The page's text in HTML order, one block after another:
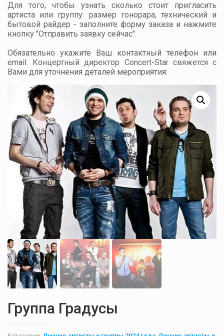
Для того, чтобы узнать сколько стоит пригласить
артиста или группу: размер гонорара, технический и
бытовой райдер - заполните форму заказа и нажмите
кнопку "Отправить заявку сейчас".
Обязательно укажите Ваш контактный телефон или
email. Концертный директор Concert-Star свяжется с
Вами для уточнения деталей мероприятия:
Группа Градусы